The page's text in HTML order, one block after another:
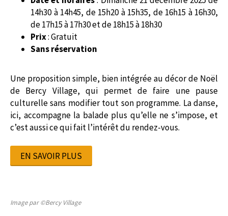
14h30 à 14h45, de 15h20 à 15h35, de 16h15 à 16h30,
de 17h15 à 17h30 et de 18h15 à 18h30
Prix: Gratuit
Sans réservation
Une proposition simple, bien intégrée au décor de Noël
de Bercy Village, qui permet de faire une pause
culturelle sans modifier tout son programme. La danse,
ici, accompagne la balade plus qu’elle ne s’impose, et
c’est aussi ce qui fait l’intérêt du rendez-vous.
EN SAVOIR PLUS
Image par ©Bercy Village